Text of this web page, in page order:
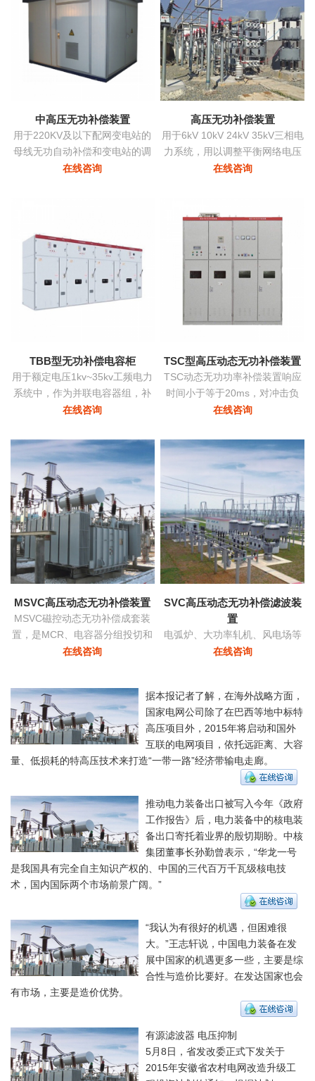
附近，可克服负荷三相不平衡、
提高功率因数、消除电压闪变和
电压波动、抑制谐波污染等并显
著改善电能质量...
中高压无功补偿装置
用于220KV及以下配网变电站的
母线无功自动补偿和变电站的调
压
在线咨询
高压无功补偿装置
用于6kV 10kV 24kV 35kV三相电
力系统，用以调整平衡网络电压
提高功率因数降低损耗提高供电
在线咨询
TBB型无功补偿电容柜
用于额定电压1kv~35kv工频电力
系统中，作为并联电容器组，补
偿系统中的感性无功，用以提高
量
在线咨询
TSC型高压动态无功补偿装置
TSC动态无功功率补偿装置响应
时间小于等于20ms，对冲击负
荷、时变负荷能够实时监测、动
以上的目标，具有动态补偿无功
在线咨询
MSVC高压动态无功补偿装置
MSVC磁控动态无功补偿成套装
置，是MCR、电容器分组投切和
变压器有载调压功能为一体的无
在线咨询
SVC高压动态无功补偿滤波装
置
电弧炉、大功率轧机、风电场等
负荷由于其非线性及冲击性导致
快速响应及动态补偿的功能。
在线咨询
据本报记者了解，在海外战略方面，
国家电网公司除了在巴西等地中标特
高压项目外，2015年将启动和国外
互联的电网项目，依托远距离、大容
量、低损耗的特高压技术来打造“一带一路”经济带输电走廊。
推动电力装备出口被写入今年《政府
工作报告》后，电力装备中的核电装
备出口寄托着业界的殷切期盼。中核
集团董事长孙勤曾表示，“华龙一号
是我国具有完全自主知识产权的、中国的三代百万千瓦级核电技
术，国内国际两个市场前景广阔。”
“我认为有很好的机遇，但困难很
大。”王志轩说，中国电力装备在发
展中国家的机遇更多一些，主要是综
合性与造价比要好。在发达国家也会
有市场，主要是造价优势。
有源滤波器 电压抑制
5月8日，省发改委正式下发关于
2015年安徽省农村电网改造升级工